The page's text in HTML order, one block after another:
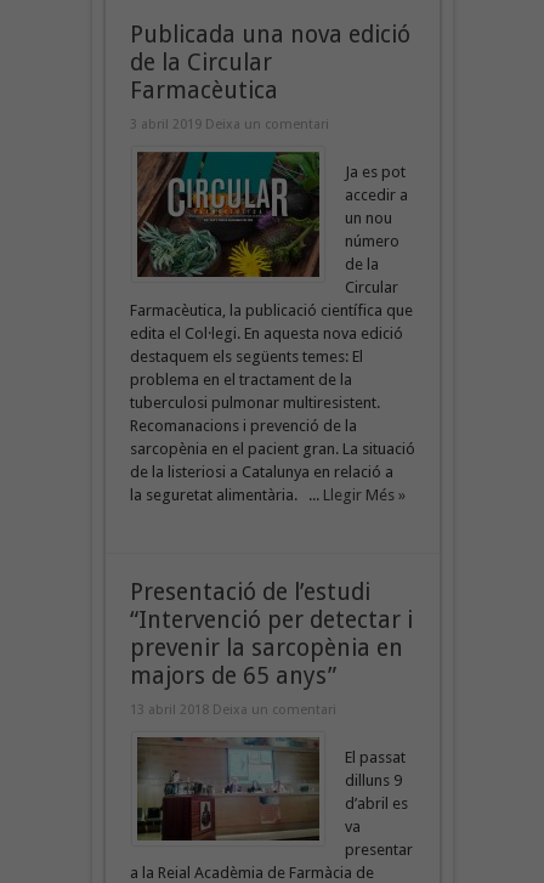
Publicada una nova edició
de la Circular
Farmacèutica
3 abril 2019 Deixa un comentari
Ja es pot
accedir a
un nou
número
de la
Circular
Farmacèutica, la publicació científica que
edita el Col·legi. En aquesta nova edició
destaquem els següents temes: El
problema en el tractament de la
tuberculosi pulmonar multiresistent.
Recomanacions i prevenció de la
sarcopènia en el pacient gran. La situació
de la listeriosi a Catalunya en relació a
la seguretat alimentària. ... Llegir Més »
Presentació de l’estudi
“Intervenció per detectar i
prevenir la sarcopènia en
majors de 65 anys”
13 abril 2018 Deixa un comentari
El passat
dilluns 9
d’abril es
va
presentar
a la Reial Acadèmia de Farmàcia de